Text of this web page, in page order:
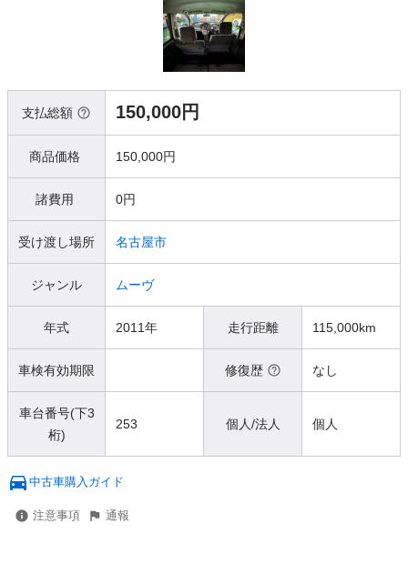
支払総額 150,000円
商品価格 150,000円
諸費用 0円
受け渡し場所 名古屋市
ジャンル ムーヴ
年式 2011年 走行距離 115,000km
車検有効期限 修復歴 なし
車台番号(下3
桁)
253 個人/法人 個人
中古車購入ガイド
注意事項 通報